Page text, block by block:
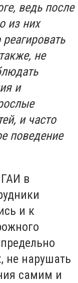
ведь после
из них
не
и
и часто
поведение
в
и к
не нарушать
самим и